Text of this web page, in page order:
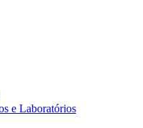
e Laboratórios